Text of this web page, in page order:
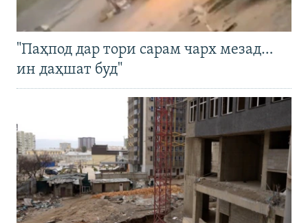
"Паҳпод дар тори сарам чарх мезад…
ин даҳшат буд"